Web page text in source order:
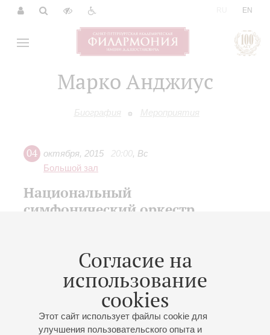
EN
Марко Анджиус
Биография Мероприятия
Согласие на
использование
cookies
Этот сайт использует файлы cookie для
улучшения пользовательского опыта и
04 октября, 2015 20:00, Вс
Большой зал
Национальный
симфонический оркестр
Марко Анджиус(Италия);Анна Тифу
: «Семирамида», увертюра к опере;
: Концерт № 2 для скрипки с оркестром «La
Campanella»; Рота: «Дорога», сюита из балета;
Рахманинов: Пять этюдов-картин (оркестровка